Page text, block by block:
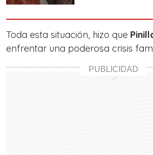
Toda esta situación, hizo que
enfrentar una poderosa crisis